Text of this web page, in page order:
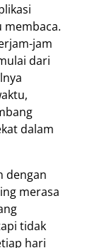
membaca.
jam
dari
dalam
dengan
merasa
tidak
hari